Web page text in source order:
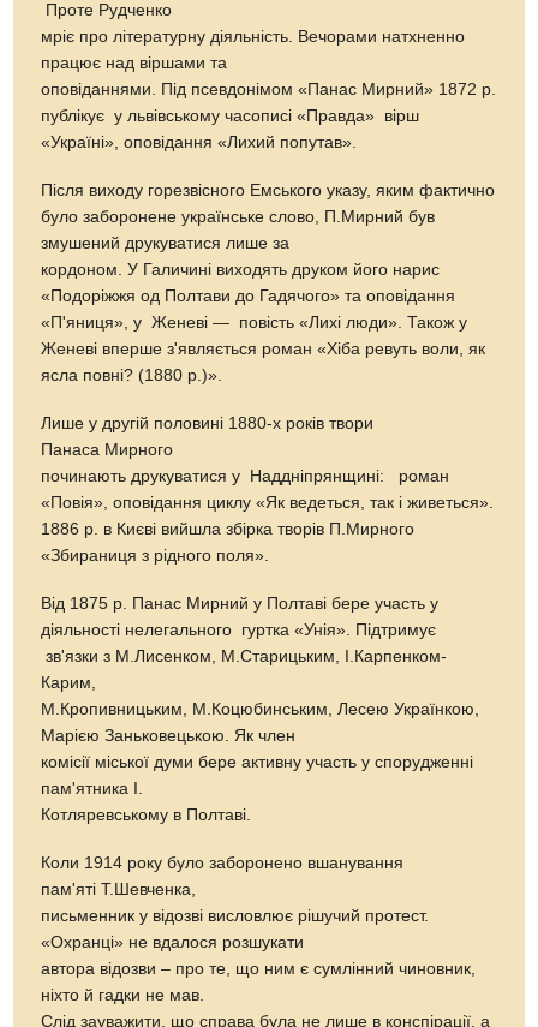
Проте Рудченко
мріє про літературну діяльність. Вечорами натхненно
працює над віршами та
оповіданнями. Під псевдонімом «Панас Мирний» 1872 р.
публікує у львівському часописі «Правда» вірш
«Україні», оповідання «Лихий попутав».
Після виходу горезвісного Емського указу, яким фактично
було заборонене українське слово, П.Мирний був
змушений друкуватися лише за
кордоном. У Галичині виходять друком його нарис
«Подоріжжя од Полтави до Гадячого» та оповідання
«П'яниця», у Женеві — повість «Лихі люди». Також у
Женеві вперше з'являється роман «Хіба ревуть воли, як
ясла повні? (1880 р.)».
Лише у другій половині 1880-х років твори
Панаса Мирного
починають друкуватися у Наддніпрянщині: роман
«Повія», оповідання циклу «Як ведеться, так і живеться».
1886 р. в Києві вийшла збірка творів П.Мирного
«Збираниця з рідного поля».
Від 1875 р. Панас Мирний у Полтаві бере участь у
діяльності нелегального гуртка «Унія». Підтримує
зв'язки з М.Лисенком, М.Старицьким, І.Карпенком-
Карим,
М.Кропивницьким, М.Коцюбинським, Лесею Українкою,
Марією Заньковецькою. Як член
комісії міської думи бере активну участь у спорудженні
пам'ятника І.
Котляревському в Полтаві.
Коли 1914 року було заборонено вшанування
пам'яті Т.Шевченка,
письменник у відозві висловлює рішучий протест.
«Охранці» не вдалося розшукати
автора відозви – про те, що ним є сумлінний чиновник,
ніхто й гадки не мав.
Слід зауважити, що справа була не лише в конспірації, а